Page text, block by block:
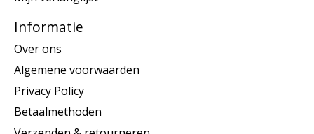
Informatie
Over ons
Algemene voorwaarden
Privacy Policy
Betaalmethoden